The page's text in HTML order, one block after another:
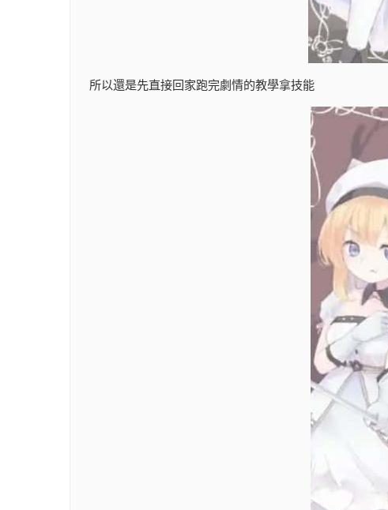
所以還是先直接回家跑完劇情的教學拿技能